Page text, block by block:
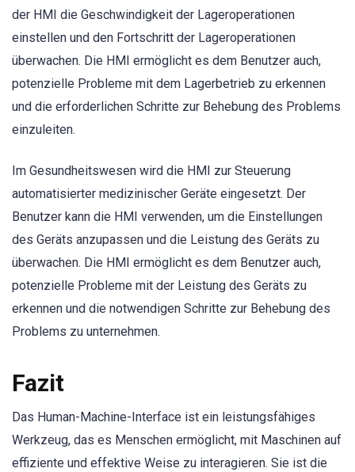
der HMI die Geschwindigkeit der Lageroperationen
einstellen und den Fortschritt der Lageroperationen
überwachen. Die HMI ermöglicht es dem Benutzer auch,
potenzielle Probleme mit dem Lagerbetrieb zu erkennen
und die erforderlichen Schritte zur Behebung des Problems
einzuleiten.
Im Gesundheitswesen wird die HMI zur Steuerung
automatisierter medizinischer Geräte eingesetzt. Der
Benutzer kann die HMI verwenden, um die Einstellungen
des Geräts anzupassen und die Leistung des Geräts zu
überwachen. Die HMI ermöglicht es dem Benutzer auch,
potenzielle Probleme mit der Leistung des Geräts zu
erkennen und die notwendigen Schritte zur Behebung des
Problems zu unternehmen.
Fazit
Das Human-Machine-Interface ist ein leistungsfähiges
Werkzeug, das es Menschen ermöglicht, mit Maschinen auf
effiziente und effektive Weise zu interagieren. Sie ist die